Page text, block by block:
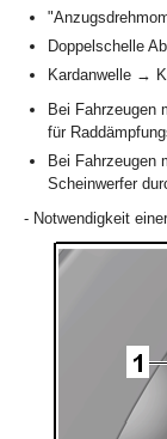
Doppelschelle
Kardanwelle →
Bei Fahrzeugen
für
Bei Fahrzeugen
Scheinwerfer
- Notwendigkeit